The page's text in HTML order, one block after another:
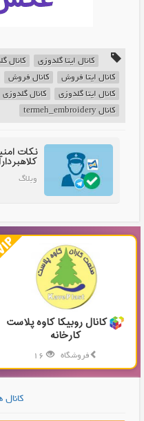
کانال ایتا گلدوزی کانال
کانال ایتا فروش
کانال فروش
کانال ایتا گلدوزی
کانال گلدوزی
کانال termeh_embroidery
نکات
وبلاگ
کانال روبیکا کاوه پلاست
کارخانه
فروشگاه
تولید و پخش محصولات پلاستیکی...
کانال